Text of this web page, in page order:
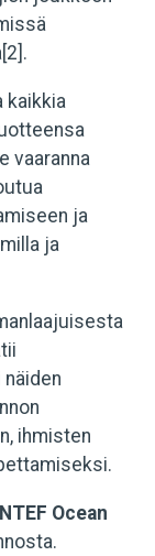
kaikkia
vaaranna
ja
ja
ihmisten
Ocean